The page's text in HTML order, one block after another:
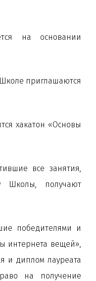
на основании
приглашаются
хакатон «Основы
все занятия,
Школы, получают
победителями и
интернета вещей»,
и диплом лауреата
на получение